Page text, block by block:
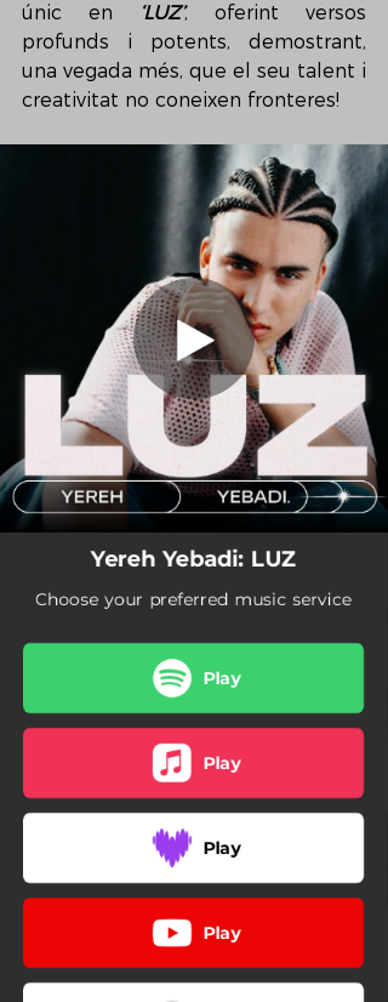
únic en
‘LUZ’, oferint versos
profunds i potents, demostrant,
una vegada més, que el seu talent i
creativitat no coneixen fronteres!